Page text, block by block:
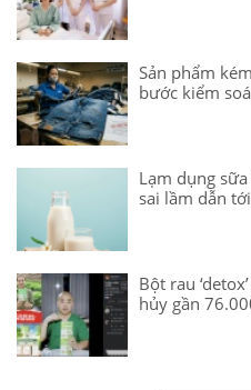
Sản phẩm
bước kiểm
Lạm dụng
sai lầm dẫn
Bột rau
hủy gần